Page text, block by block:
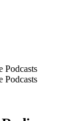
Podcasts
Podcasts